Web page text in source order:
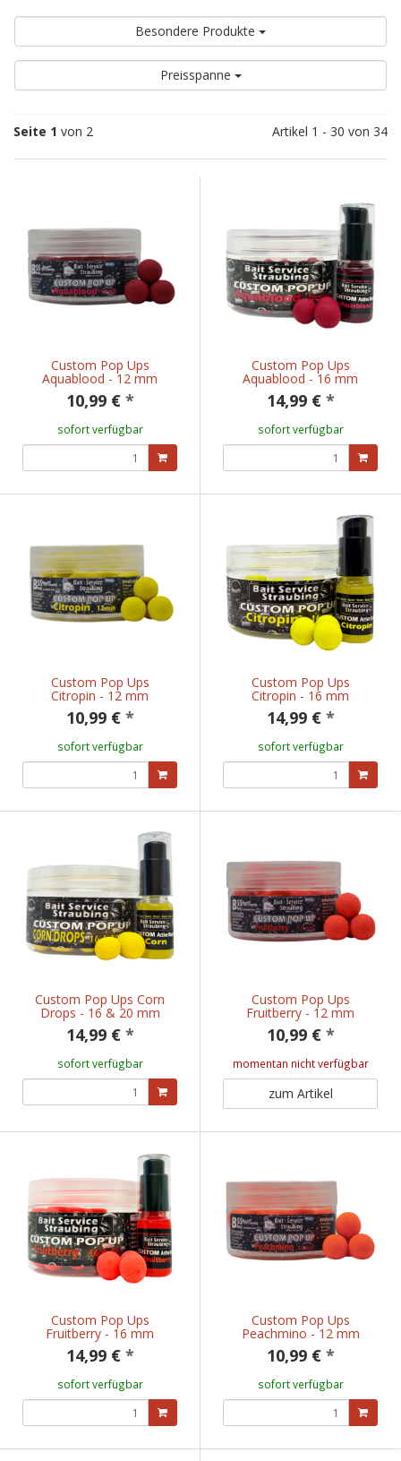
Besondere Produkte
Preisspanne
Seite 1 von 2 Artikel 1 - 30 von 34
Custom Pop Ups
Aquablood - 12 mm
10,99 € *
sofort verfügbar
Custom Pop Ups
Aquablood - 16 mm
14,99 € *
sofort verfügbar
Custom Pop Ups
Citropin - 12 mm
10,99 € *
sofort verfügbar
Custom Pop Ups
Citropin - 16 mm
14,99 € *
sofort verfügbar
Custom Pop Ups Corn
Drops - 16 & 20 mm
14,99 € *
sofort verfügbar
Custom Pop Ups
Fruitberry - 12 mm
10,99 € *
momentan nicht verfügbar
zum Artikel
Custom Pop Ups
Fruitberry - 16 mm
14,99 € *
sofort verfügbar
Custom Pop Ups
Peachmino - 12 mm
10,99 € *
sofort verfügbar